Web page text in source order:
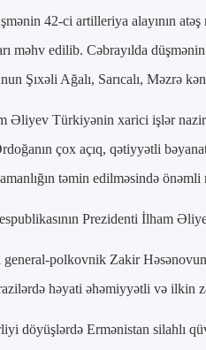
42-ci artilleriya alayının
məhv edilib. Cəbrayılda
Şıxəli Ağalı, Sarıcalı, Məzrə
Əliyev Türkiyənin xarici işlər
çox açıq, qətiyyətli
təmin edilməsində önəmli
Prezidenti İlham
general-polkovnik Zakir
həyati əhəmiyyətli və ilkin
döyüşlərdə Ermənistan silahlı